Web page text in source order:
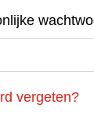
vergeten?